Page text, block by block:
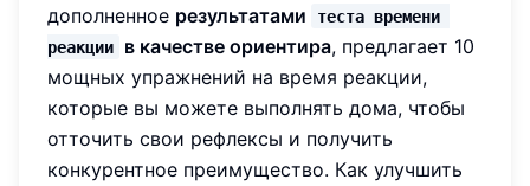
дополненное результатами
теста времени
реакции
в качестве ориентира, предлагает 10
мощных упражнений на время реакции,
которые вы можете выполнять дома, чтобы
отточить свои рефлексы и получить
конкурентное преимущество. Как улучшить